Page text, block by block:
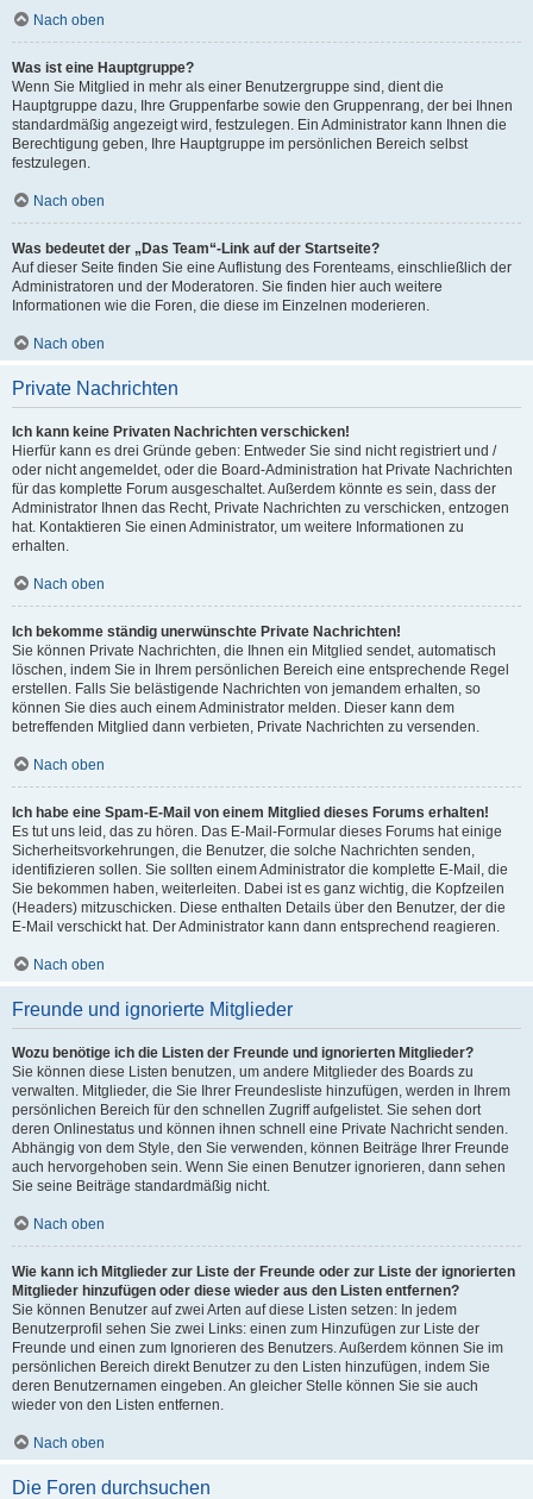
Nach oben
Was ist eine Hauptgruppe?
Wenn Sie Mitglied in mehr als einer Benutzergruppe sind, dient die
Hauptgruppe dazu, Ihre Gruppenfarbe sowie den Gruppenrang, der bei Ihnen
standardmäßig angezeigt wird, festzulegen. Ein Administrator kann Ihnen die
Berechtigung geben, Ihre Hauptgruppe im persönlichen Bereich selbst
festzulegen.
Nach oben
Was bedeutet der „Das Team“-Link auf der Startseite?
Auf dieser Seite finden Sie eine Auflistung des Forenteams, einschließlich der
Administratoren und der Moderatoren. Sie finden hier auch weitere
Informationen wie die Foren, die diese im Einzelnen moderieren.
Nach oben
Private Nachrichten
Ich kann keine Privaten Nachrichten verschicken!
Hierfür kann es drei Gründe geben: Entweder Sie sind nicht registriert und /
oder nicht angemeldet, oder die Board-Administration hat Private Nachrichten
für das komplette Forum ausgeschaltet. Außerdem könnte es sein, dass der
Administrator Ihnen das Recht, Private Nachrichten zu verschicken, entzogen
hat. Kontaktieren Sie einen Administrator, um weitere Informationen zu
erhalten.
Nach oben
Ich bekomme ständig unerwünschte Private Nachrichten!
Sie können Private Nachrichten, die Ihnen ein Mitglied sendet, automatisch
löschen, indem Sie in Ihrem persönlichen Bereich eine entsprechende Regel
erstellen. Falls Sie belästigende Nachrichten von jemandem erhalten, so
können Sie dies auch einem Administrator melden. Dieser kann dem
betreffenden Mitglied dann verbieten, Private Nachrichten zu versenden.
Nach oben
Ich habe eine Spam-E-Mail von einem Mitglied dieses Forums erhalten!
Es tut uns leid, das zu hören. Das E-Mail-Formular dieses Forums hat einige
Sicherheitsvorkehrungen, die Benutzer, die solche Nachrichten senden,
identifizieren sollen. Sie sollten einem Administrator die komplette E-Mail, die
Sie bekommen haben, weiterleiten. Dabei ist es ganz wichtig, die Kopfzeilen
(Headers) mitzuschicken. Diese enthalten Details über den Benutzer, der die
E-Mail verschickt hat. Der Administrator kann dann entsprechend reagieren.
Nach oben
Freunde und ignorierte Mitglieder
Wozu benötige ich die Listen der Freunde und ignorierten Mitglieder?
Sie können diese Listen benutzen, um andere Mitglieder des Boards zu
verwalten. Mitglieder, die Sie Ihrer Freundesliste hinzufügen, werden in Ihrem
persönlichen Bereich für den schnellen Zugriff aufgelistet. Sie sehen dort
deren Onlinestatus und können ihnen schnell eine Private Nachricht senden.
Abhängig von dem Style, den Sie verwenden, können Beiträge Ihrer Freunde
auch hervorgehoben sein. Wenn Sie einen Benutzer ignorieren, dann sehen
Sie seine Beiträge standardmäßig nicht.
Nach oben
Wie kann ich Mitglieder zur Liste der Freunde oder zur Liste der ignorierten
Mitglieder hinzufügen oder diese wieder aus den Listen entfernen?
Sie können Benutzer auf zwei Arten auf diese Listen setzen: In jedem
Benutzerprofil sehen Sie zwei Links: einen zum Hinzufügen zur Liste der
Freunde und einen zum Ignorieren des Benutzers. Außerdem können Sie im
persönlichen Bereich direkt Benutzer zu den Listen hinzufügen, indem Sie
deren Benutzernamen eingeben. An gleicher Stelle können Sie sie auch
wieder von den Listen entfernen.
Nach oben
Die Foren durchsuchen